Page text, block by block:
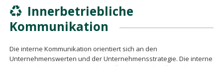
Innerbetriebliche
Kommunikation
Die interne Kommunikation orientiert sich an den
Unternehmenswerten und der Unternehmensstrategie. Die interne